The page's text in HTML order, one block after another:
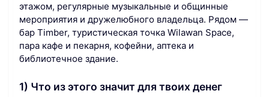
этажом, регулярные музыкальные и общинные
мероприятия и дружелюбного владельца. Рядом —
бар Timber, туристическая точка Wilawan Space,
пара кафе и пекарня, кофейни, аптека и
библиотечное здание.
1) Что из этого значит для твоих денег